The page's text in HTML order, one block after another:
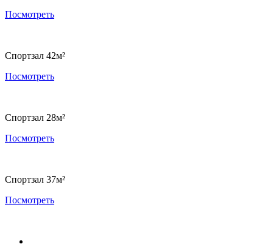
Посмотреть
Спортзал 42м²
Посмотреть
Спортзал 28м²
Посмотреть
Спортзал 37м²
Посмотреть